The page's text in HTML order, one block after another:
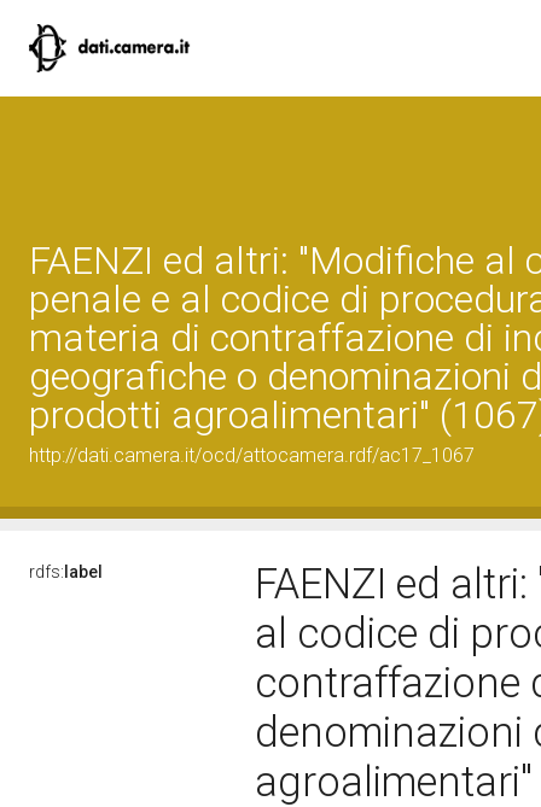
FAENZI ed altri: "Modifiche al
penale e al codice di
materia di contraffazione di
geografiche o denominazioni
prodotti agroalimentari"
http://dati.camera.it/ocd/attocamera.rdf/ac17_1067
rdfs: label
FAENZI ed
al codice di
contraffazione
denominazioni